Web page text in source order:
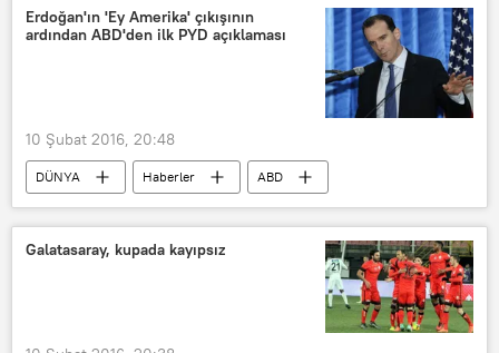
Rusya
Müseyib Naimi
Suriye'ye askeri müdahale
Erdoğan'ın 'Ey Amerika' çıkışının
ardından ABD'den ilk PYD açıklaması
10 Şubat 2016, 20:48
DÜNYA Haberler
ABD
Suriye
Libya
Barack Obama
Recep Tayyip Erdoğan
Galatasaray, kupada kayıpsız